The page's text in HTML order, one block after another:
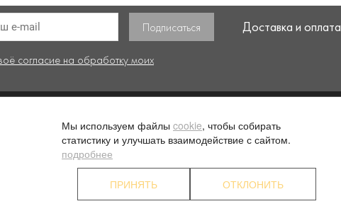
согласие на обработку моих
Доставка и оплата
О компании
Наши преимущества
Партнерские программы
Мы используем файлы cookie, чтобы собирать
статистику и улучшать взаимодействие с сайтом.
подробнее
ПРИНЯТЬ ОТКЛОНИТЬ